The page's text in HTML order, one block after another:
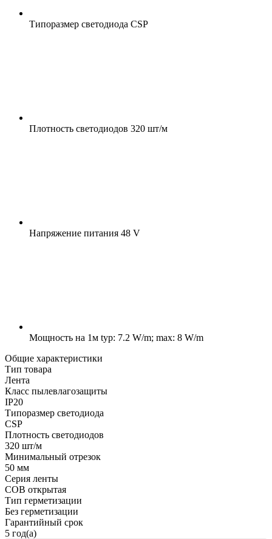
Типоразмер светодиода CSP
Плотность светодиодов 320 шт/м
Напряжение питания 48 V
Мощность на 1м typ: 7.2 W/m; max: 8 W/m
Общие характеристики
Тип товара
Лента
Класс пылевлагозащиты
IP20
Типоразмер светодиода
CSP
Плотность светодиодов
320 шт/м
Минимальный отрезок
50 мм
Серия ленты
COB открытая
Тип герметизации
Без герметизации
Гарантийный срок
5 год(а)